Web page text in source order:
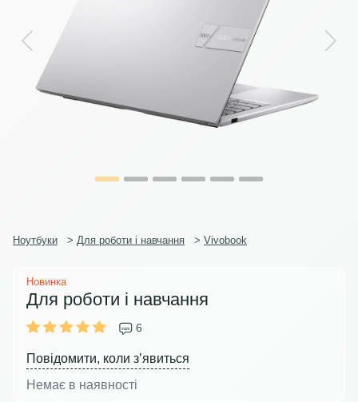
Previous Next
Ноутбуки > Для роботи і навчання > Vivobook
Новинка
Для роботи і навчання
6
Повідомити, коли з’явиться
Немає в наявності